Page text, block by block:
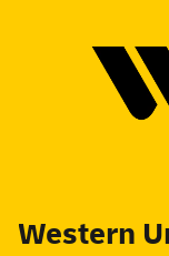
Western